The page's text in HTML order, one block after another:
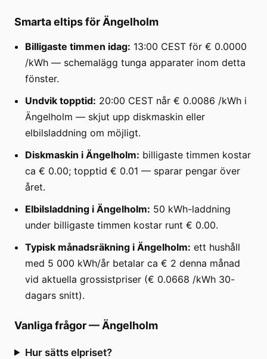
Smarta eltips för Ängelholm
Billigaste timmen idag: 13:00 CEST för € 0.0000
/kWh — schemalägg tunga apparater inom detta
fönster.
Undvik topptid: 20:00 CEST når € 0.0086 /kWh i
Ängelholm — skjut upp diskmaskin eller
elbilsladdning om möjligt.
Diskmaskin i Ängelholm: billigaste timmen kostar
ca € 0.00; topptid € 0.01 — sparar pengar över
året.
Elbilsladdning i Ängelholm: 50 kWh-laddning
under billigaste timmen kostar runt € 0.00.
Typisk månadsräkning i Ängelholm: ett hushåll
med 5 000 kWh/år betalar ca € 2 denna månad
vid aktuella grossistpriser (€ 0.0668 /kWh 30-
dagars snitt).
Vanliga frågor— Ängelholm
Hur sätts elpriset?